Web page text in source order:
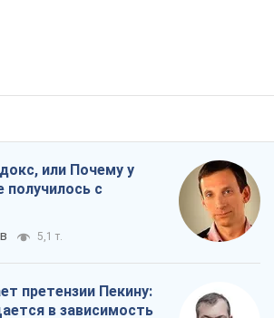
или Почему у
получилось с
5,1 т.
претензии Пекину:
в зависимость